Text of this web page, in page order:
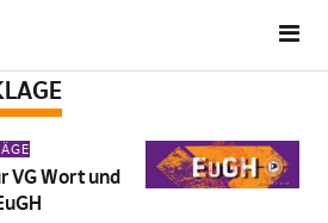
VG Wort und